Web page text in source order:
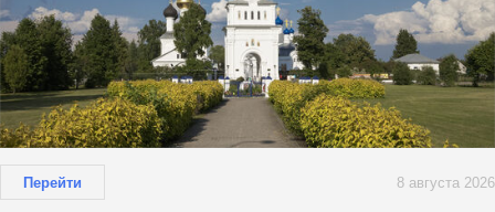
Перейти 8 августа 2026